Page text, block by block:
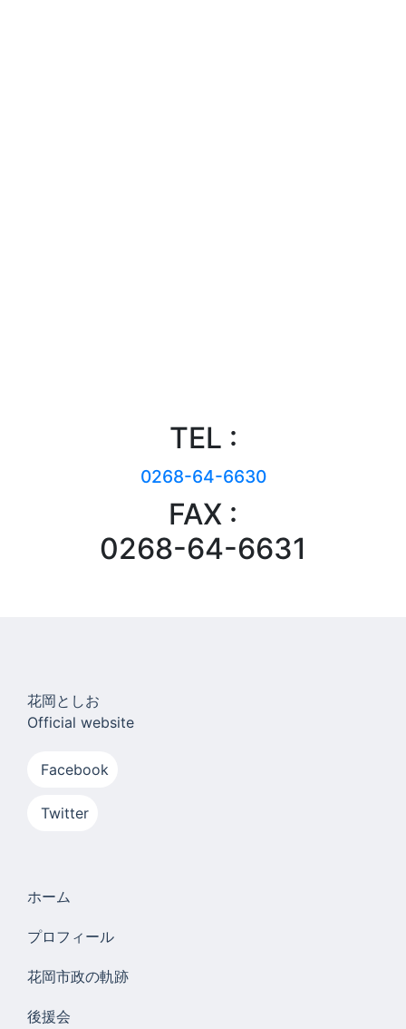
TEL :
0268-64-6630
FAX :
0268-64-6631
花岡としお
Official website
Facebook
Twitter
ホーム
プロフィール
花岡市政の軌跡
後援会